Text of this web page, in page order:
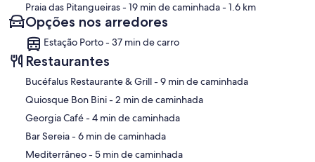
Praia das Pitangueiras- 19 min de caminhada- 1.6 km
Opções nos arredores
Estação Porto - 37 min de carro
Restaurantes
‪Bucéfalus Restaurante & Grill - ‬9 min de caminhada
‪Quiosque Bon Bini - ‬2 min de caminhada
‪Georgia Café - ‬4 min de caminhada
‪Bar Sereia - ‬6 min de caminhada
‪Mediterrâneo - ‬5 min de caminhada